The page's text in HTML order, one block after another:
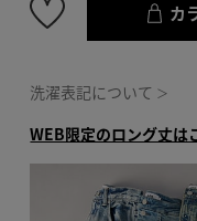
カ
洗濯表記について ＞
WEB限定のロング丈